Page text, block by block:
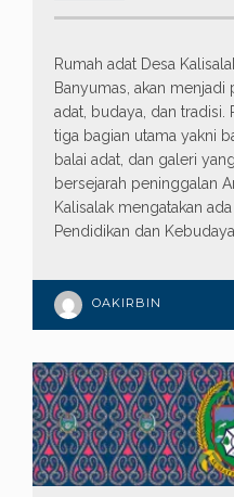
Rumah adat Desa
Banyumas, akan
adat, budaya, dan tradisi.
tiga bagian utama yakni
balai adat, dan galeri
bersejarah peninggalan
Kalisalak mengatakan
Pendidikan dan
OAKIRBIN